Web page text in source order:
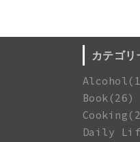
カテゴリ
Book(26)
Daily